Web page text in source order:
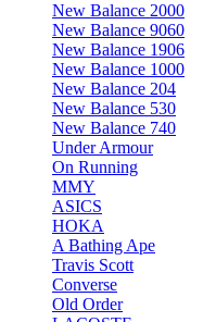
New Balance 2000
New Balance 9060
New Balance 1906
New Balance 1000
New Balance 204
New Balance 530
New Balance 740
Under Armour
On Running
MMY
ASICS
HOKA
A Bathing Ape
Travis Scott
Converse
Old Order